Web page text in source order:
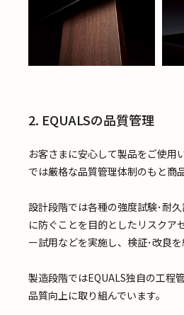
2. EQUALSの品質管理
お客さまに安心して製品をご使用
では厳格な品質管理体制のもと商
設計段階では各種の強度試験･耐
に防ぐことを目的としたリスクア
ー試用などを実施し、検証･改良を
製造段階ではEQUALS独自の工程
品質向上に取り組んでいます。